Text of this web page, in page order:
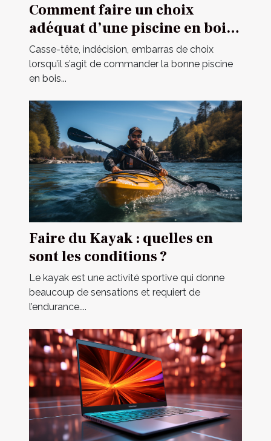
Comment faire un choix
adéquat d’une piscine en bois
en 2021 ?
Casse-tête, indécision, embarras de choix
lorsqu’il s’agit de commander la bonne piscine
en bois...
Faire du Kayak : quelles en
sont les conditions ?
Le kayak est une activité sportive qui donne
beaucoup de sensations et requiert de
l’endurance....